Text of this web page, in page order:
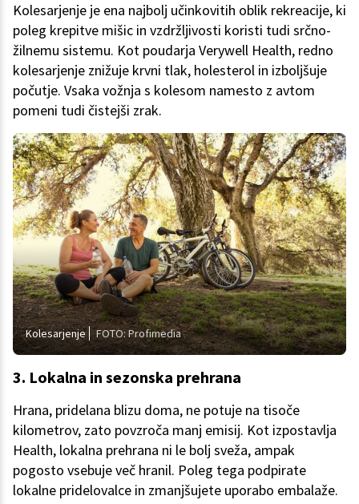
Kolesarjenje je ena najbolj učinkovitih oblik rekreacije, ki
poleg krepitve mišic in vzdržljivosti koristi tudi srčno-
žilnemu sistemu. Kot poudarja Verywell Health, redno
kolesarjenje znižuje krvni tlak, holesterol in izboljšuje
počutje. Vsaka vožnja s kolesom namesto z avtom
pomeni tudi čistejši zrak.
Kolesarjenje FOTO: Profimedia
3. Lokalna in sezonska prehrana
Hrana, pridelana blizu doma, ne potuje na tisoče
kilometrov, zato povzroča manj emisij. Kot izpostavlja
Health, lokalna prehrana ni le bolj sveža, ampak
pogosto vsebuje več hranil. Poleg tega podpirate
lokalne pridelovalce in zmanjšujete uporabo embalaže.